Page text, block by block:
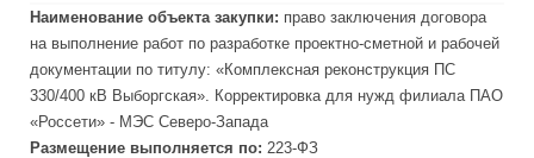
Наименование объекта закупки: право заключения договора
на выполнение работ по разработке проектно-сметной и рабочей
документации по титулу: «Комплексная реконструкция ПС
330/400 кВ Выборгская». Корректировка для нужд филиала ПАО
«Россети» - МЭС Северо-Запада
Размещение выполняется по: 223-ФЗ